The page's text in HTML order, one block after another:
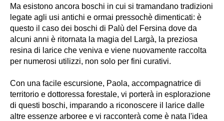
Ma esistono ancora boschi in cui si tramandano tradizioni
legate agli usi antichi e ormai pressochè dimenticati: è
questo il caso dei boschi di Palù del Fersina dove da
alcuni anni è ritornata la magia del Largà, la preziosa
resina di larice che veniva e viene nuovamente raccolta
per numerosi utilizzi, non solo per fini curativi.
Con una facile escursione, Paola, accompagnatrice di
territorio e dottoressa forestale, vi porterà in esplorazione
di questi boschi, imparando a riconoscere il larice dalle
altre essenze arboree e vi racconterà come è nata l'idea